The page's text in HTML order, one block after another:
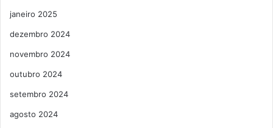
janeiro 2025
dezembro 2024
novembro 2024
outubro 2024
setembro 2024
agosto 2024